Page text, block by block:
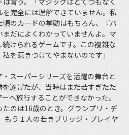
完全には理解できていません。私
のカードの挙動はもちろん、『バ
だによくわかっていませんよ。マ
けられるゲームです。この複雑な
を惹きつけてやまないのです」
スーパーシリーズを活躍の舞台と
遂げたが、当時はまだ若すぎたた
へ旅行することができなかった。
のは16歳のとき。グランプリ・デ
もう１人の若きブリッジ・プレイヤ